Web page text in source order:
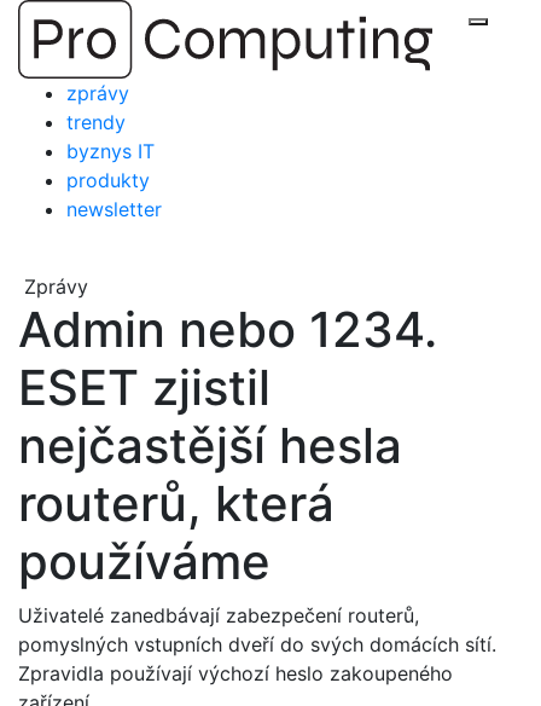
Přejít
obsah
zprávy
trendy
byznys IT
produkty
newsletter
Zprávy
Admin nebo 1234.
ESET zjistil
nejčastější hesla
routerů, která
používáme
Uživatelé zanedbávají zabezpečení routerů,
pomyslných vstupních dveří do svých domácích sítí.
Zpravidla používají výchozí heslo zakoupeného